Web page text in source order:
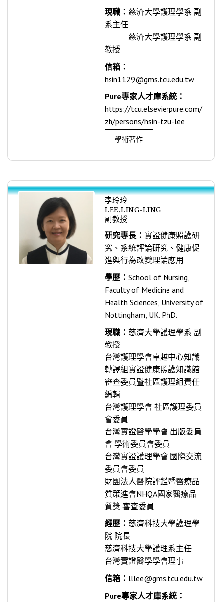
現職： 慈濟大學護理學系 副
系主任
慈濟大學護理學系 副
教授
信箱：
hsin1129@gms.tcu.edu.tw
Pure專家人才庫系統：
https://tcu.elsevierpure.com/
zh/persons/hsin-tzu-lee
學術著作
李玲玲
LEE,LING-LING
副教授
研究專長： 實證健康照護研
究、系統評論研究、健康促
進與行為改變理論應用
學歷： School of Nursing,
Faculty of Medicine and
Health Sciences, University of
Nottingham, UK. PhD.
現職： 慈濟大學護理學系 副
教授
台灣護理學會卓越中心知識
轉譯組實證健康照護知識館
審查委員暨社區護理組責任
編輯
台灣護理學會 社區護理委員
會委員
台灣實證醫學學會 出版委員
會 學術委員會委員
台灣實證護理學會 國際交流
委員會委員
財團法人醫院評鑑暨醫療品
質策進會NHQA國家醫療品
質獎 審查委員
經歷： 慈濟科技大學護理學
院 院長
慈濟科技大學護理系主任
台灣實證醫學學會理事
信箱： lllee@gms.tcu.edu.tw
Pure專家人才庫系統：